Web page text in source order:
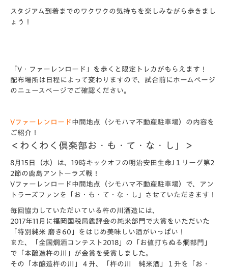
スタジアム到着までのワクワクの気持ちを楽しみながら歩きまし
ょう！
「V・ファーレンロード」を歩くと限定トレカがもらえます！
配布場所は日程によって変わりますので、試合前にホームページ
のニュースページでご確認ください。
Vファーレンロード 中間地点（シモハマ不動産駐車場）の内容を
ご紹介！
＜わくわく倶楽部お・も・て・な・し」＞
8月15日（水）は、19時キックオフの明治安田生命J１リーグ第2
2節の鹿島アントーラズ戦！
Vファーレンロード中間地点（シモハマ不動産駐車場）で、アン
トラーズファンを「お・も・て・な・し」させていただきます！
毎回協力していただいている杵の川酒造には、
2017年11月に福岡国税局鑑評会の純米部門で大賞をいただいた
「特別純米 磨き60」をはじめ美味しい酒がいっぱい！
また、「全国燗酒コンテスト2018」の「お値打ちぬる燗部門」
で「本醸造杵の川」が金賞を受賞しました。
その「本醸造杵の川」４升、「杵の川 純米酒」１升を「お・